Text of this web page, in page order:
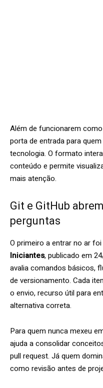
Além de funcionarem
porta de entrada para
tecnologia. O formato
conteúdo e permite
mais atenção.
Git e GitHub
perguntas
O primeiro a entrar no ar
Iniciantes, publicado em
avalia comandos básicos,
de versionamento. Cada
o envio, recurso útil para
alternativa correta.
Para quem nunca mexeu
ajuda a consolidar
pull request. Já quem
como revisão antes de